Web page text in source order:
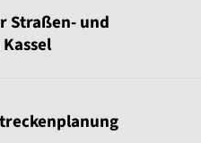
Straßen- und